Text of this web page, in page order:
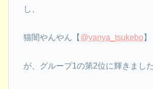
し、
猫闇やんやん【 @yanya_tsukebo】
が、グループ1の第2位に輝きまし